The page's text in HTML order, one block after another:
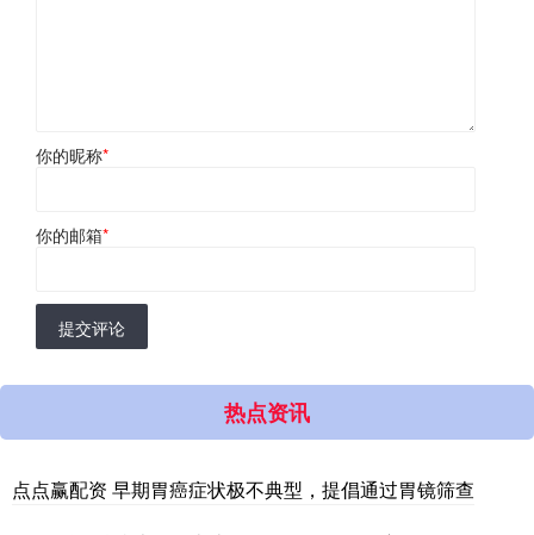
你的昵称*
你的邮箱*
提交评论
热点资讯
点点赢配资 早期胃癌症状极不典型，提倡通过胃镜筛查